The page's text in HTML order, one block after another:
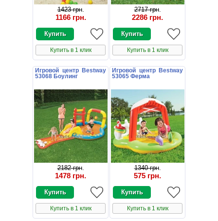
1423 грн.
1166 грн.
Купить в 1 клик
2717 грн.
2286 грн.
Купить в 1 клик
Игровой центр Bestway
53068 Боулинг
2182 грн.
1478 грн.
Купить в 1 клик
Игровой центр Bestway
53065 Ферма
1340 грн.
575 грн.
Купить в 1 клик